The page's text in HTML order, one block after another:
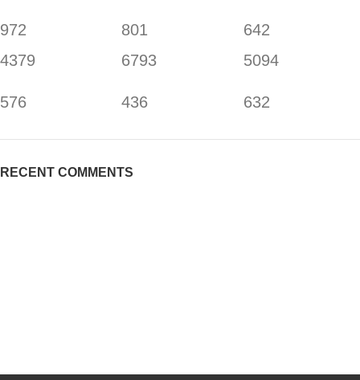
972 801
642
4379
576
6793
436
5094
632
RECENT COMMENTS